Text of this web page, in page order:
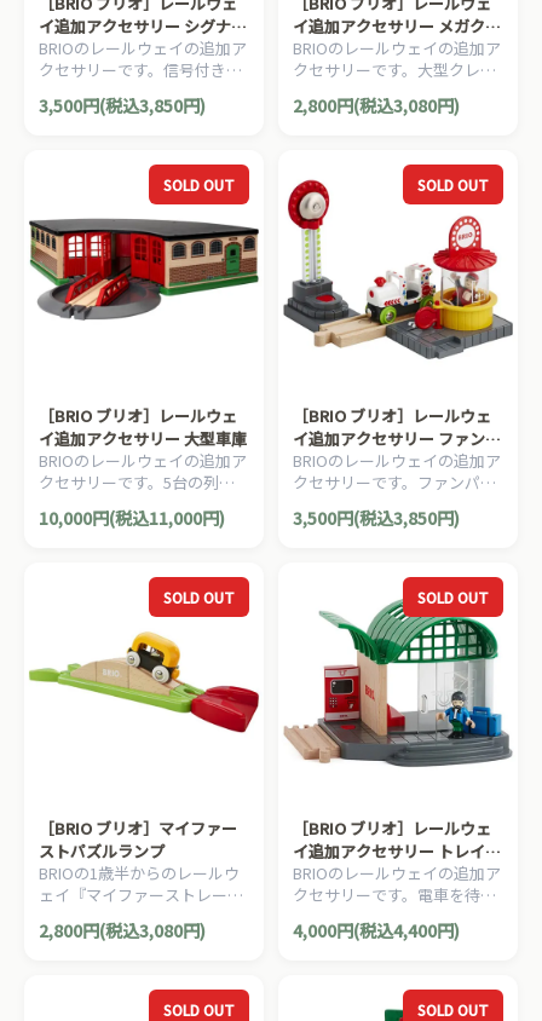
イ追加アクセサリー シグナル
ステーション
BRIOのレールウェイの追加ア
クセサリーです。信号付きの
切替ポイント。進行方向の信
号が青になります。2ピー
3,500円(税込3,850円)
イ追加アクセサリー メガクレ
ーンパック
BRIOのレールウェイの追加ア
クセサリーです。大型クレー
ン車と、作業員、標識のセッ
トです。4ピース。
2,800円(税込3,080円)
SOLD OUT
［BRIO ブリオ］レールウェ
イ追加アクセサリー 大型車庫
BRIOのレールウェイの追加ア
クセサリーです。5台の列車
が格納できる大型車庫です。
2ピース。
10,000円(税込11,000円)
SOLD OUT
［BRIO ブリオ］レールウェ
イ追加アクセサリー ファンパ
ークプレイセット
BRIOのレールウェイの追加ア
クセサリーです。ファンパー
クの出発ゲート。入口ゲート
をくぐると楽しい音楽が流れ
3,500円(税込3,850円)
SOLD OUT
［BRIO ブリオ］マイファー
ストパズルランプ
BRIOの1歳半からのレールウ
ェイ『マイファーストレール
ウェイ』。パズルの様に組み
立てられるスロープセットで
2,800円(税込3,080円)
SOLD OUT
［BRIO ブリオ］レールウェ
イ追加アクセサリー トレイン
ステーション
BRIOのレールウェイの追加ア
クセサリーです。電車を待つ
のも楽しい、新しいステーシ
ョン（駅）が登場！4ピー
4,000円(税込4,400円)
SOLD OUT SOLD OUT